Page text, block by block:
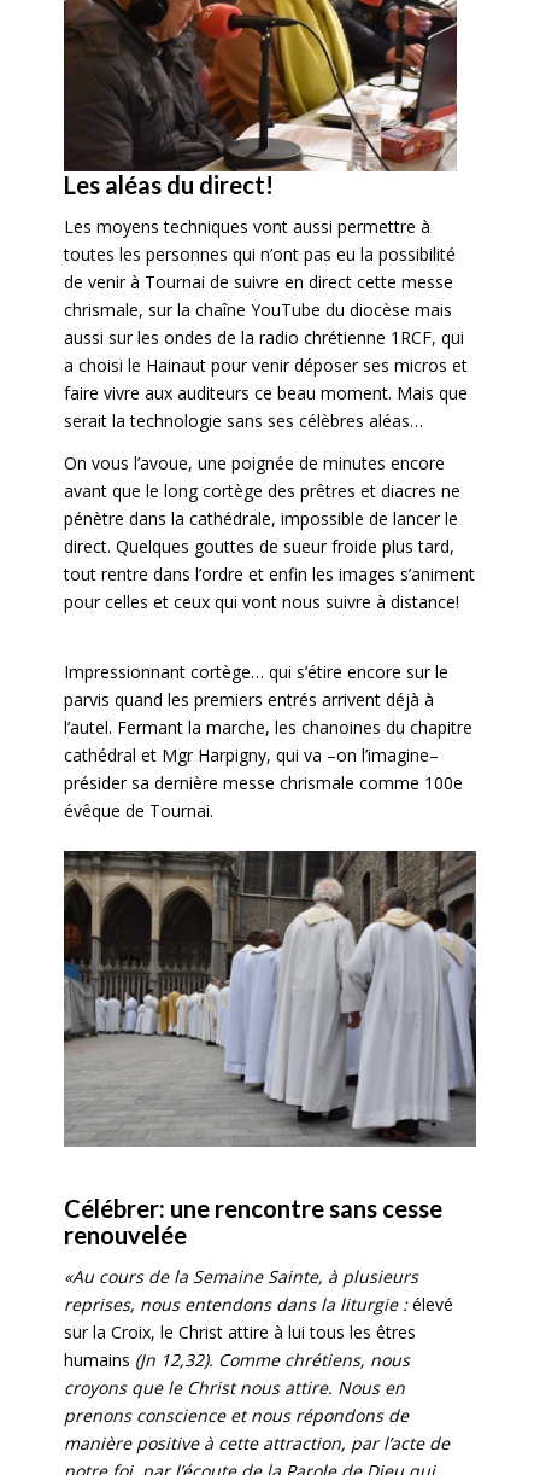
Les aléas du direct!
Les moyens techniques vont aussi permettre à
toutes les personnes qui n’ont pas eu la possibilité
de venir à Tournai de suivre en direct cette messe
chrismale, sur la chaîne YouTube du diocèse mais
aussi sur les ondes de la radio chrétienne 1RCF, qui
a choisi le Hainaut pour venir déposer ses micros et
faire vivre aux auditeurs ce beau moment. Mais que
serait la technologie sans ses célèbres aléas…
On vous l’avoue, une poignée de minutes encore
avant que le long cortège des prêtres et diacres ne
pénètre dans la cathédrale, impossible de lancer le
direct. Quelques gouttes de sueur froide plus tard,
tout rentre dans l’ordre et enfin les images s’animent
pour celles et ceux qui vont nous suivre à distance!
Impressionnant cortège… qui s’étire encore sur le
parvis quand les premiers entrés arrivent déjà à
l’autel. Fermant la marche, les chanoines du chapitre
cathédral et Mgr Harpigny, qui va –on l’imagine–
présider sa dernière messe chrismale comme 100e
évêque de Tournai.
Célébrer: une rencontre sans cesse
renouvelée
«Au cours de la Semaine Sainte, à plusieurs
reprises, nous entendons dans la liturgie :élevé
sur la Croix, le Christ attire à lui tous les êtres
humains (Jn 12,32). Comme chrétiens, nous
croyons que le Christ nous attire. Nous en
prenons conscience et nous répondons de
manière positive à cette attraction, par l’acte de